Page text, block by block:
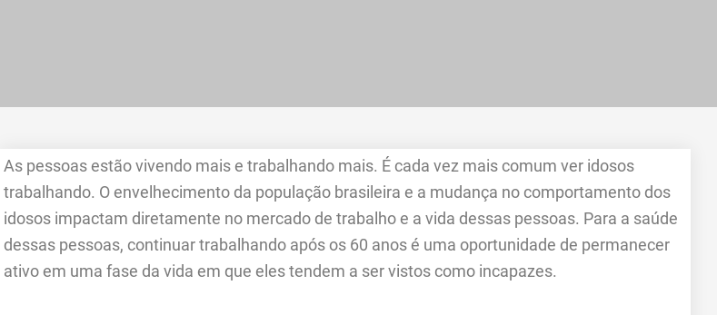
As pessoas estão vivendo mais e trabalhando mais. É cada vez mais comum ver idosos
trabalhando. O envelhecimento da população brasileira e a mudança no comportamento dos
idosos impactam diretamente no mercado de trabalho e a vida dessas pessoas. Para a saúde
dessas pessoas, continuar trabalhando após os 60 anos é uma oportunidade de permanecer
ativo em uma fase da vida em que eles tendem a ser vistos como incapazes.